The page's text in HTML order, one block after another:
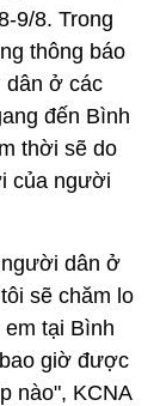
9/8. Trong
thông báo
dân ở các
đến Bình
thời sẽ do
của người
dân ở
sẽ chăm lo
tại Bình
giờ được
nào", KCNA